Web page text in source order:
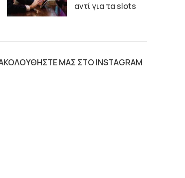
αντί για τα slots
ΜΑΣ ΣΤΟ INSTAGRAM